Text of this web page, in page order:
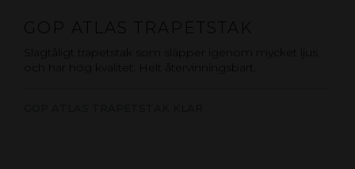
GOP ATLAS TRAPETSTAK
Slagtåligt trapetstak som släpper igenom mycket ljus
och har hög kvalitet. Helt återvinningsbart.